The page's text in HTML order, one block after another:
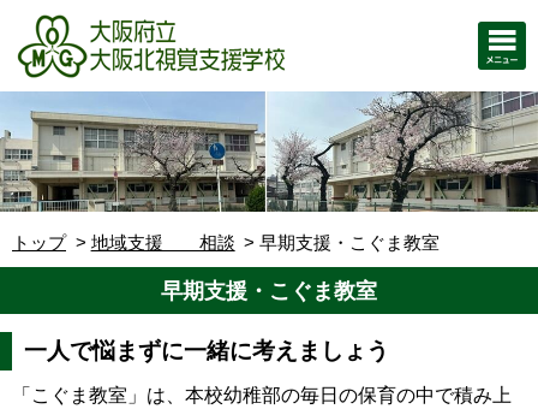
トップ 地域支援 相談 早期支援・こぐま教室
早期支援・こぐま教室
一人で悩まずに一緒に考えましょう
「こぐま教室」は、本校幼稚部の毎日の保育の中で積み上